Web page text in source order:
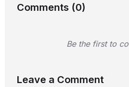
Comments (0)
Be the first to
Leave a Comment